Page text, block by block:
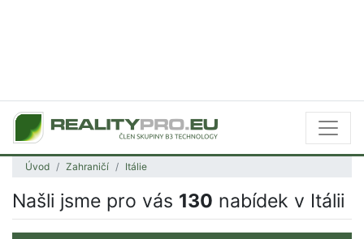
Úvod Zahraničí Itálie
Našli jsme pro vás 130 nabídek v Itálii